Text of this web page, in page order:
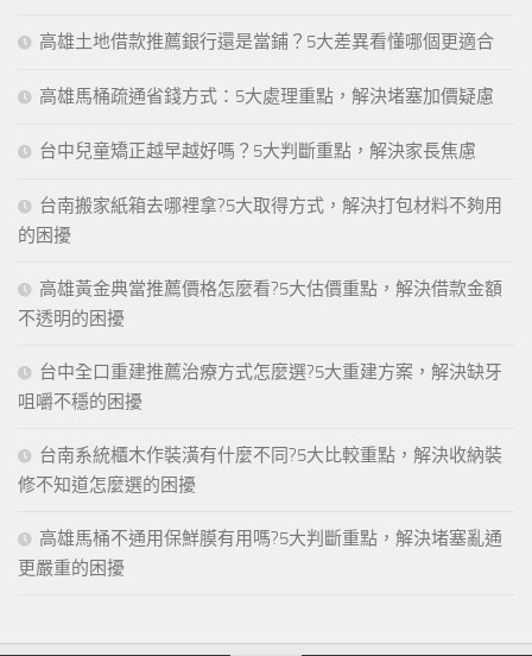
高雄土地借款推薦銀行還是當鋪？5大差異看懂哪個更適合
高雄馬桶疏通省錢方式：5大處理重點，解決堵塞加價疑慮
台中兒童矯正越早越好嗎？5大判斷重點，解決家長焦慮
台南搬家紙箱去哪裡拿?5大取得方式，解決打包材料不夠用
的困擾
高雄黃金典當推薦價格怎麼看?5大估價重點，解決借款金額
不透明的困擾
台中全口重建推薦治療方式怎麼選?5大重建方案，解決缺牙
咀嚼不穩的困擾
台南系統櫃木作裝潢有什麼不同?5大比較重點，解決收納裝
修不知道怎麼選的困擾
高雄馬桶不通用保鮮膜有用嗎?5大判斷重點，解決堵塞亂通
更嚴重的困擾